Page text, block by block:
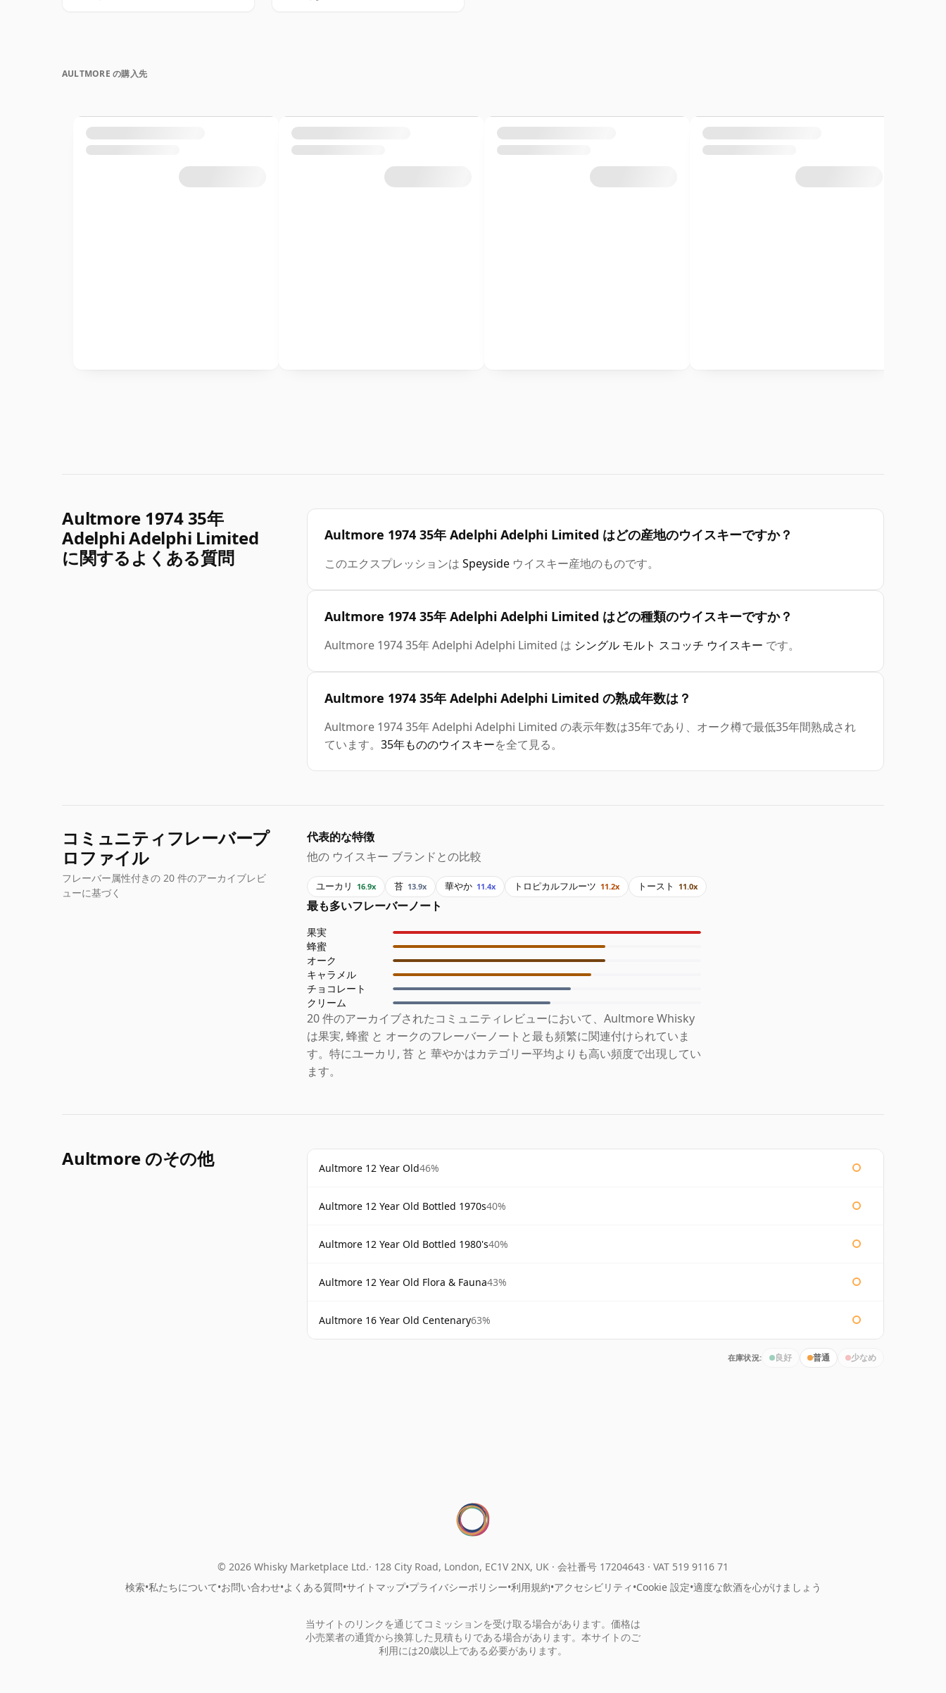
AULTMORE の購入先
Aultmore 1974 35年
Adelphi Adelphi Limited
に関するよくある質問
Aultmore 1974 35年 Adelphi Adelphi Limited はどの産地のウイスキーですか？
このエクスプレッションは Speyside ウイスキー産地のものです。
Aultmore 1974 35年 Adelphi Adelphi Limited はどの種類のウイスキーですか？
Aultmore 1974 35年 Adelphi Adelphi Limited は シングル モルト スコッチ ウイスキー です。
Aultmore 1974 35年 Adelphi Adelphi Limited の熟成年数は？
Aultmore 1974 35年 Adelphi Adelphi Limited の表示年数は35年であり、オーク樽で最低35年間熟成され
ています。 35年もののウイスキーを全て見る。
コミュニティフレーバープ
ロファイル
フレーバー属性付きの 20 件のアーカイブレビ
ューに基づく
代表的な特徴
他の ウイスキー ブランドとの比較
ユーカリ 16.9x 苔 13.9x 華やか 11.4x トロピカルフルーツ 11.2x トースト 11.0x
最も多いフレーバーノート
果実
蜂蜜
オーク
キャラメル
チョコレート
クリーム
20 件のアーカイブされたコミュニティレビューにおいて、Aultmore Whisky
は果実, 蜂蜜 と オークのフレーバーノートと最も頻繁に関連付けられていま
す。特にユーカリ, 苔 と 華やかはカテゴリー平均よりも高い頻度で出現してい
ます。
Aultmore のその他 Aultmore 12 Year Old46%
Aultmore 12 Year Old Bottled 1970s40%
Aultmore 12 Year Old Bottled 1980's40%
Aultmore 12 Year Old Flora & Fauna43%
Aultmore 16 Year Old Centenary63%
在庫状況: 良好 普通 少なめ
© 2026 Whisky Marketplace Ltd. 128 City Road, London, EC1V 2NX, UK · 会社番号 17204643 · VAT 519 9116 71
検索•私たちについて•お問い合わせ•よくある質問•サイトマップ•プライバシーポリシー•利用規約•アクセシビリティ •Cookie 設定•適度な飲酒を心がけましょう
当サイトのリンクを通じてコミッションを受け取る場合があります。価格は
小売業者の通貨から換算した見積もりである場合があります。本サイトのご
利用には20歳以上である必要があります。